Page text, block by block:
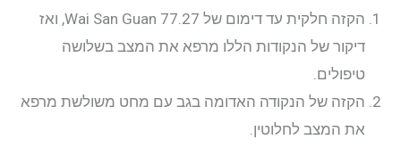
הקזה חלקית עד דימום של 77.27 Wai San Guan, ואז
דיקור של הנקודות הללו מרפא את המצב בשלושה
טיפולים.
הקזה של הנקודה האדומה בגב עם מחט משולשת מרפא
את המצב לחלוטין.